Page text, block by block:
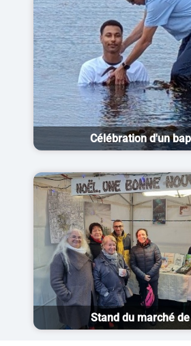
Célébration d'un
Stand du marché